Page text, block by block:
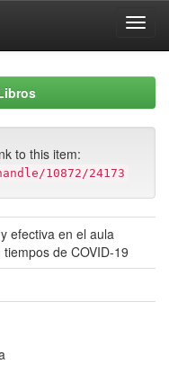
to this item:
10872/24173
efectiva en el aula
de COVID-19